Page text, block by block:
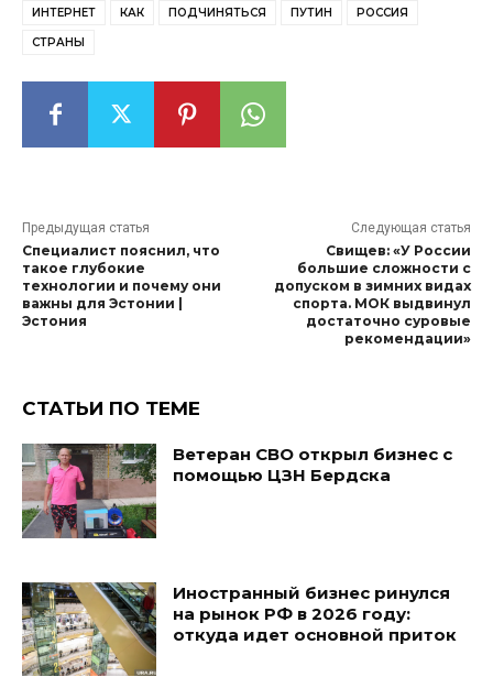
ИНТЕРНЕТ КАК ПОДЧИНЯТЬСЯ ПУТИН РОССИЯ
СТРАНЫ
Предыдущая статья
Специалист пояснил, что
такое глубокие
технологии и почему они
важны для Эстонии |
Эстония
Следующая статья
Свищев: «У России
большие сложности с
допуском в зимних видах
спорта. МОК выдвинул
достаточно суровые
рекомендации»
СТАТЬИ ПО ТЕМЕ
Ветеран СВО открыл бизнес с
помощью ЦЗН Бердска
Иностранный бизнес ринулся
на рынок РФ в 2026 году:
откуда идет основной приток